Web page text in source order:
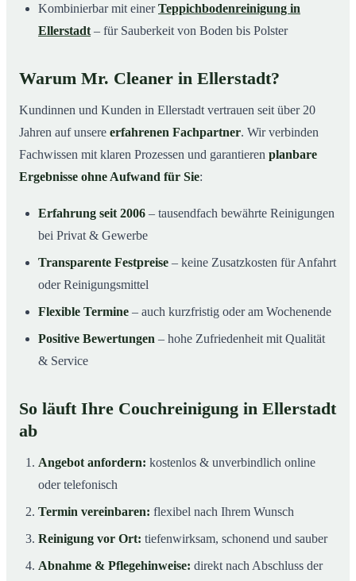
Kombinierbar mit einerTeppichbodenreinigung in
Ellerstadt – für Sauberkeit von Boden bis Polster
Warum Mr. Cleaner in Ellerstadt?
Kundinnen und Kunden in Ellerstadt vertrauen seit über 20
Jahren auf unsere erfahrenen Fachpartner. Wir verbinden
Fachwissen mit klaren Prozessen und garantieren planbare
Ergebnisse ohne Aufwand für Sie:
Erfahrung seit 2006 – tausendfach bewährte Reinigungen
bei Privat & Gewerbe
Transparente Festpreise – keine Zusatzkosten für Anfahrt
oder Reinigungsmittel
Flexible Termine – auch kurzfristig oder am Wochenende
Positive Bewertungen – hohe Zufriedenheit mit Qualität
& Service
So läuft Ihre Couchreinigung in Ellerstadt
ab
Angebot anfordern: kostenlos & unverbindlich online
oder telefonisch
Termin vereinbaren: flexibel nach Ihrem Wunsch
Reinigung vor Ort: tiefenwirksam, schonend und sauber
Abnahme & Pflegehinweise: direkt nach Abschluss der